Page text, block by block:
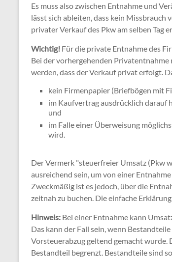
Es muss also zwischen Entnahme und
lässt sich ableiten, dass kein
privater Verkauf des Pkw am selben Tag
Wichtig! Für die private Entnahme des
Bei der vorhergehenden
werden, dass der Verkauf privat erfolgt.
kein Firmenpapier (Briefbögen mit
im Kaufvertrag ausdrücklich darauf
und
im Falle einer Überweisung
wird.
Der Vermerk "steuerfreier Umsatz (Pkw
ausreichend sein, um von einer
Zweckmäßig ist es jedoch, über die
zeitnah zu buchen. Die einfache
Hinweis: Bei einer Entnahme kann
Das kann der Fall sein, wenn
Vorsteuerabzug geltend gemacht
Bestandteil begrenzt. Bestandteile sind